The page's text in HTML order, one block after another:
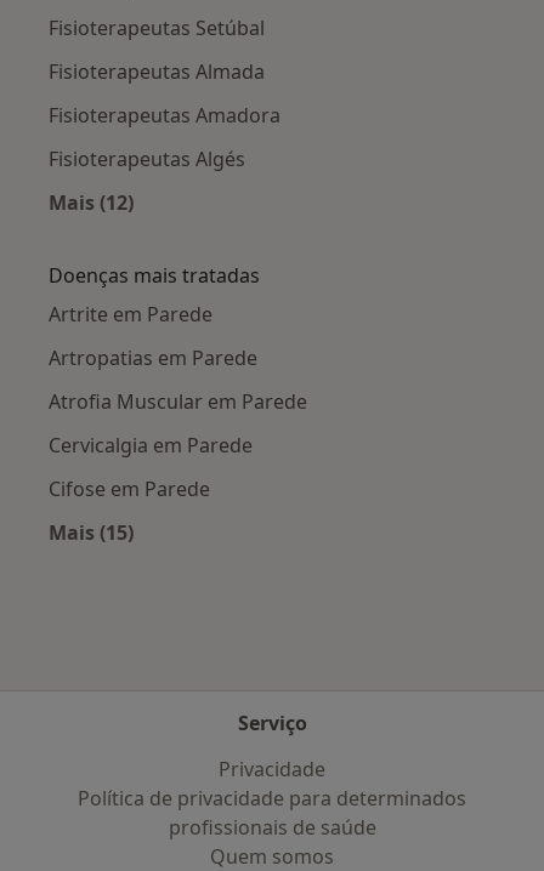
Fisioterapeutas Setúbal
Fisioterapeutas Almada
Fisioterapeutas Amadora
Fisioterapeutas Algés
Mais (12)
Doenças mais tratadas
Artrite em Parede
Artropatias em Parede
Atrofia Muscular em Parede
Cervicalgia em Parede
Cifose em Parede
Mais (15)
Serviço
Privacidade
Política de privacidade para determinados
profissionais de saúde
Quem somos